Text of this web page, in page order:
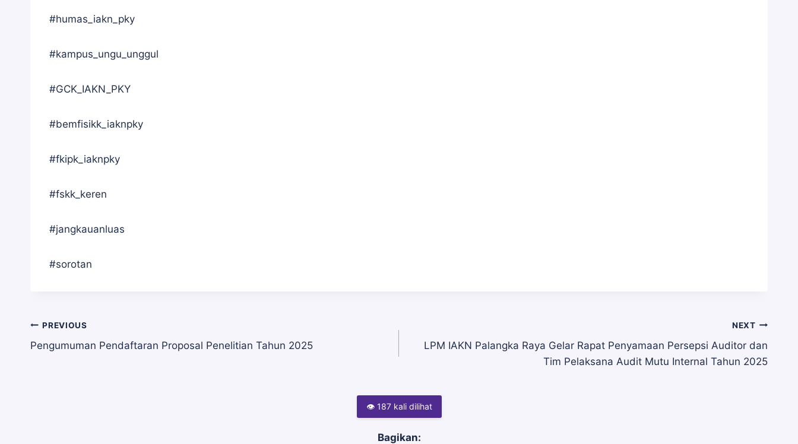
#humas_iakn_pky
#kampus_ungu_unggul
#GCK_IAKN_PKY
#bemfisikk_iaknpky
#fkipk_iaknpky
#fskk_keren
#jangkauanluas
#sorotan
Navigasi
PREVIOUS
Pengumuman Pendaftaran Proposal Penelitian Tahun 2025
NEXT
LPM IAKN Palangka Raya Gelar Rapat Penyamaan Persepsi Auditor dan
Tim Pelaksana Audit Mutu Internal Tahun 2025
👁 187 kali dilihat
Bagikan: